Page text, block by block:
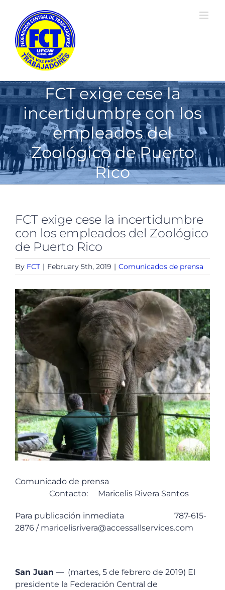
content
FCT exige cese la
incertidumbre con los
empleados del
Zoológico de Puerto
Rico
FCT exige cese la incertidumbre
con los empleados del Zoológico
de Puerto Rico
By FCT | February 5th, 2019 | Comunicados de prensa
Comunicado de prensa
Contacto: Maricelis Rivera Santos
Para publicación inmediata 787-615-
2876 / maricelisrivera@accessallservices.com
San Juan — (martes, 5 de febrero de 2019) El
presidente la Federación Central de